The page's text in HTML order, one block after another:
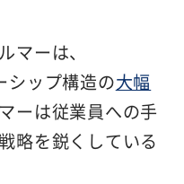
マーは、
ップ構造の大幅
ーは従業員への手
略を鋭くしている